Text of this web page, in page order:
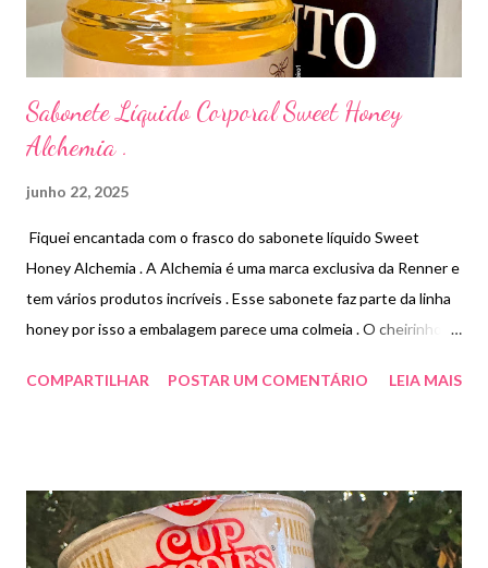
Sabonete Líquido Corporal Sweet Honey
Alchemia .
junho 22, 2025
Fiquei encantada com o frasco do sabonete líquido Sweet
Honey Alchemia . A Alchemia é uma marca exclusiva da Renner e
tem vários produtos incríveis . Esse sabonete faz parte da linha
honey por isso a embalagem parece uma colmeia . O cheirinho
macia . Aqui em casa optei por deixar para lavar as mãos e amei .
COMPARTILHAR POSTAR UM COMENTÁRIO LEIA MAIS